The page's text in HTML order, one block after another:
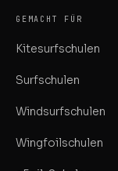
GEMACHT FÜR
Kitesurfschulen
Surfschulen
Windsurfschulen
Wingfoilschulen